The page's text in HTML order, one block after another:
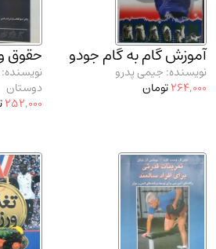
آموزش گام به گام جودو
نویسنده: جیمی پدرو
264,000تومان
حقوق
نویسنده:
دوستان
252,000